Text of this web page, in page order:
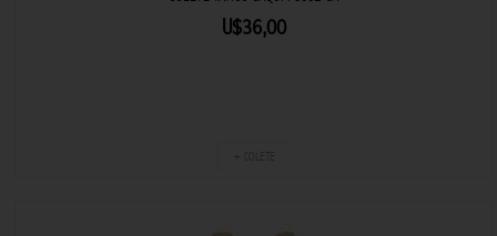
U$36,00